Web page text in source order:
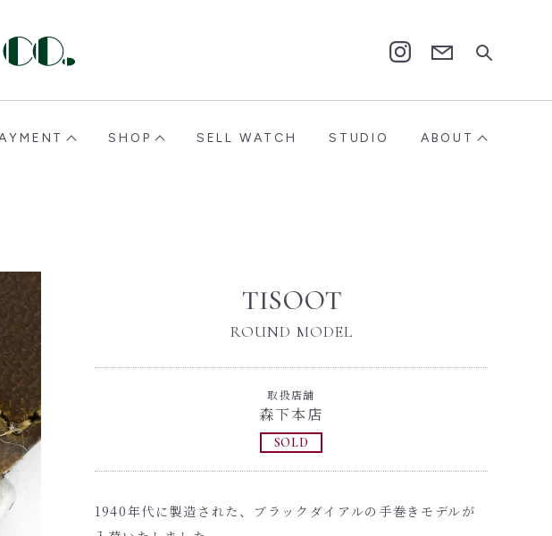
SHOP SELL WATCH STUDIO ABOUT
TISOOT
ROUND MODEL
取扱店舗
森下本店
SOLD
1940年代に製造された、ブラックダイアルの手巻きモデルが